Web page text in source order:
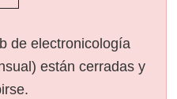
de electronicología
están cerradas y